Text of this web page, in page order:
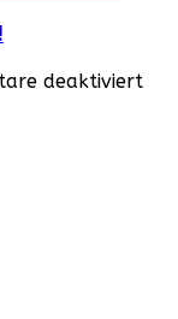
deaktiviert